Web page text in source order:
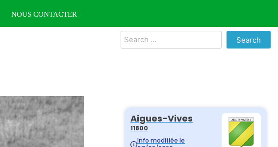
NOUS CONTACTER
Search
for: